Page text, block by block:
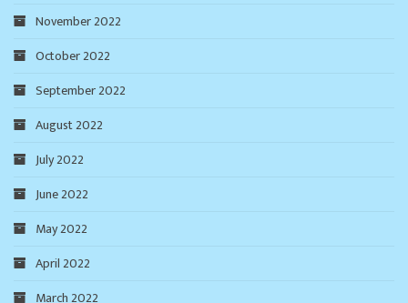
November 2022
October 2022
September 2022
August 2022
July 2022
June 2022
May 2022
April 2022
March 2022